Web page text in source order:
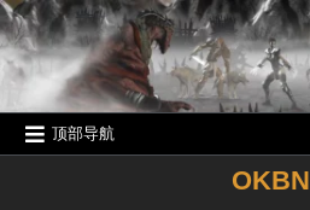
跳
至
顶部导航
OKBN